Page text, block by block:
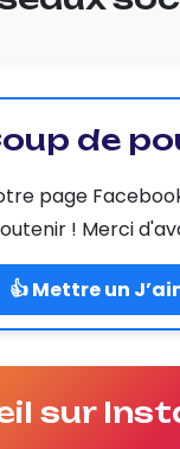
de
page
! Merci
👍 Mettre un
sur